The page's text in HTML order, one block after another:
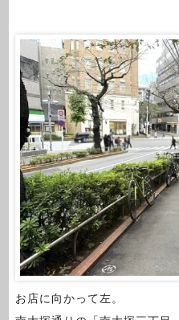
お店に向かって左。